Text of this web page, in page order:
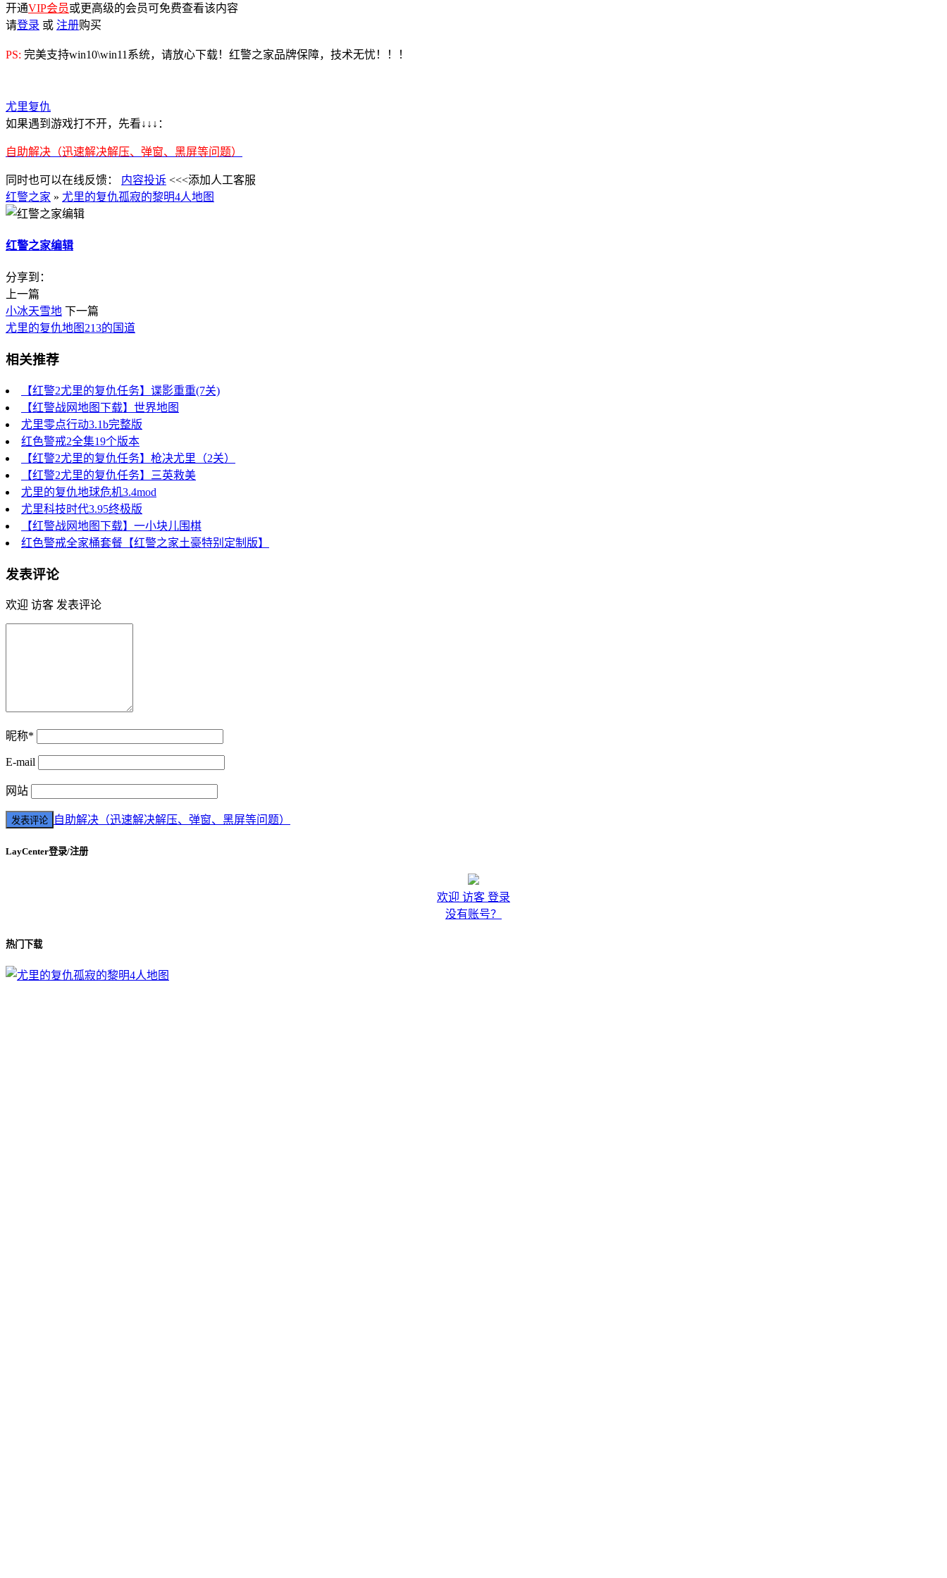
开通VIP会员或更高级的会员可免费查看该内容
请登录 或 注册购买
PS: 完美支持win10\win11系统，请放心下载！红警之家品牌保障，技术无忧！！！
尤里复仇
如果遇到游戏打不开，先看↓↓↓：
自助解决（迅速解决解压、弹窗、黑屏等问题）
同时也可以在线反馈： 内容投诉 <<<添加人工客服
红警之家 » 尤里的复仇孤寂的黎明4人地图
红警之家编辑
分享到：
上一篇
小冰天雪地 下一篇
尤里的复仇地图213的国道
相关推荐
【红警2尤里的复仇任务】谍影重重(7关)
【红警战网地图下载】世界地图
尤里零点行动3.1b完整版
红色警戒2全集19个版本
【红警2尤里的复仇任务】枪决尤里（2关）
【红警2尤里的复仇任务】三英救美
尤里的复仇地球危机3.4mod
尤里科技时代3.95终极版
【红警战网地图下载】一小块儿围棋
红色警戒全家桶套餐【红警之家土豪特别定制版】
发表评论
欢迎 访客 发表评论
昵称*
E-mail
网站
自助解决（迅速解决解压、弹窗、黑屏等问题）
LayCenter登录/注册
欢迎 访客 登录
没有账号？
热门下载